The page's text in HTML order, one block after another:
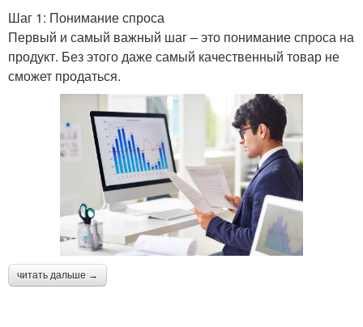
Шаг 1: Понимание спроса
Первый и самый важный шаг – это понимание спроса на
продукт. Без этого даже самый качественный товар не
сможет продаться.
читать дальше →